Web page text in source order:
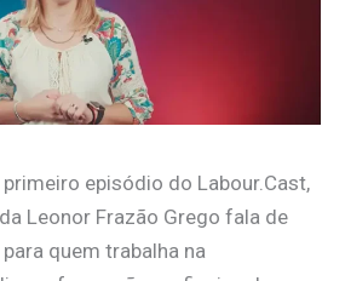
episódio do Labour.Cast,
Leonor Frazão Grego fala de
quem trabalha na